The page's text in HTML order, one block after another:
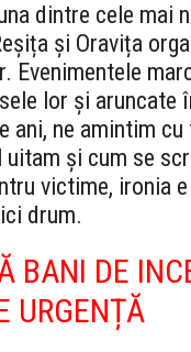
dintre cele
și Oravița
Evenimentele
lor și aruncate
ani, ne amintim
și cum se
victime, ironia
drum.
BANI DE
URGENȚĂ